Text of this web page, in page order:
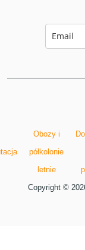
Obozy i
półkolonie
letnie
Copyright ©